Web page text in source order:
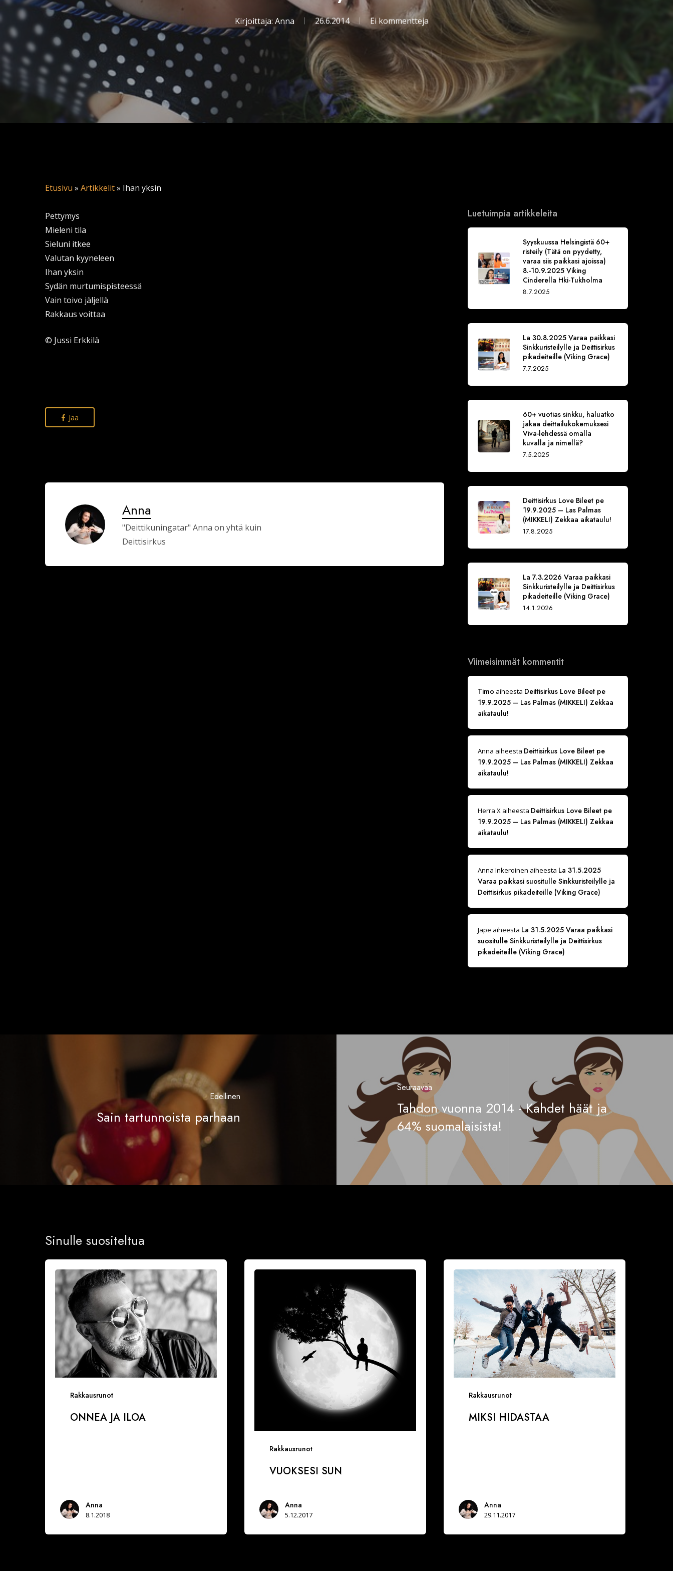
Kirjoittaja: Anna 26.6.2014 Ei kommentteja
Etusivu » Artikkelit» Ihan yksin
Pettymys
Mieleni tila
Sieluni itkee
Valutan kyyneleen
Ihan yksin
Sydän murtumispisteessä
Vain toivo jäljellä
Rakkaus voittaa
© Jussi Erkkilä
Jaa
Anna
"Deittikuningatar" Anna on yhtä kuin
Deittisirkus
Luetuimpia artikkeleita
Syyskuussa Helsingistä 60+
risteily (Tätä on pyydetty,
varaa siis paikkasi ajoissa)
8.-10.9.2025 Viking
Cinderella Hki-Tukholma
8.7.2025
La 30.8.2025 Varaa paikkasi
Sinkkuristeilylle ja Deittisirkus
pikadeiteille (Viking Grace)
7.7.2025
60+ vuotias sinkku, haluatko
jakaa deittailukokemuksesi
Viva-lehdessä omalla
kuvalla ja nimellä?
7.5.2025
Deittisirkus Love Bileet pe
19.9.2025 – Las Palmas
(MIKKELI) Zekkaa aikataulu!
17.8.2025
La 7.3.2026 Varaa paikkasi
Sinkkuristeilylle ja Deittisirkus
pikadeiteille (Viking Grace)
14.1.2026
Viimeisimmät kommentit
Timo aiheesta Deittisirkus Love Bileet pe
19.9.2025 – Las Palmas (MIKKELI) Zekkaa
aikataulu!
Anna aiheesta Deittisirkus Love Bileet pe
19.9.2025 – Las Palmas (MIKKELI) Zekkaa
aikataulu!
Herra Xaiheesta Deittisirkus Love Bileet pe
19.9.2025 – Las Palmas (MIKKELI) Zekkaa
aikataulu!
Anna Inkeroinen aiheesta La 31.5.2025
Varaa paikkasi suositulle Sinkkuristeilylle ja
Deittisirkus pikadeiteille (Viking Grace)
Jape aiheesta La 31.5.2025 Varaa paikkasi
suositulle Sinkkuristeilylle ja Deittisirkus
pikadeiteille (Viking Grace)
Edellinen
Sain tartunnoista parhaan
Seuraavaa
Tahdon vuonna 2014 - Kahdet häät ja
64% suomalaisista!
Sinulle suositeltua
Rakkausrunot
iloa
ONNEA JA ILOA
Anna
8.1.2018
Rakkausrunot
VUOKSESI SUN
Anna
5.12.2017
Rakkausrunot
hidastaa
MIKSI HIDASTAA
Anna
29.11.2017